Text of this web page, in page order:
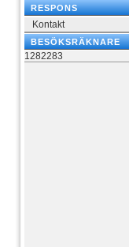
RESPONS
Kontakt
BESÖKSRÄKNARE
1282283